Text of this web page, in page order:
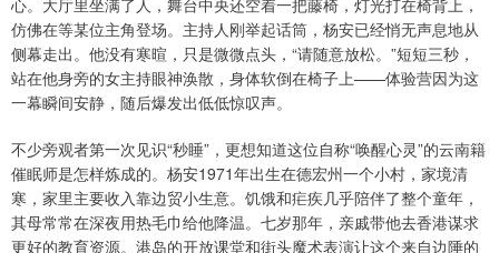
心。大厅里坐满了人，舞台中央还空着一把藤椅，灯光打在椅背上，
仿佛在等某位主角登场。主持人刚举起话筒，杨安已经悄无声息地从
侧幕走出。他没有寒暄，只是微微点头，“请随意放松。”短短三秒，
站在他身旁的女主持眼神涣散，身体软倒在椅子上——体验营因为这
一幕瞬间安静，随后爆发出低低惊叹声。
不少旁观者第一次见识“秒睡”，更想知道这位自称“唤醒心灵”的云南籍
催眠师是怎样炼成的。杨安1971年出生在德宏州一个小村，家境清
寒，家里主要收入靠边贸小生意。饥饿和疟疾几乎陪伴了整个童年，
其母常常在深夜用热毛巾给他降温。七岁那年，亲戚带他去香港谋求
更好的教育资源。港岛的开放课堂和街头魔术表演让这个来自边陲的